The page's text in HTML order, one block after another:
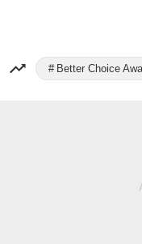
Better Choice